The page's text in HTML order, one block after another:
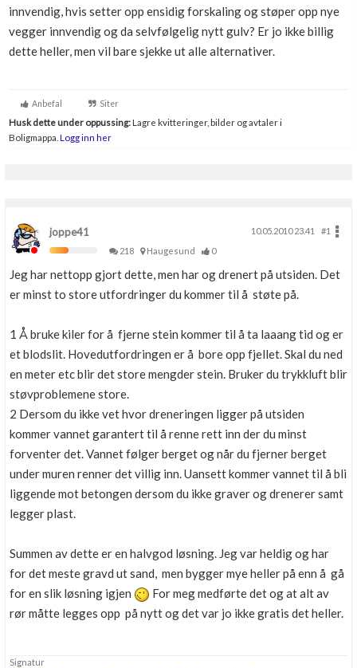
innvendig, hvis setter opp ensidig forskaling og støper opp nye
vegger innvendig og da selvfølgelig nytt gulv? Er jo ikke billig
dette heller, men vil bare sjekke ut alle alternativer.
Anbefal Siter
Husk dette under oppussing:Lagre kvitteringer, bilder og avtaler i
Boligmappa. Logg inn her
joppe41 10.05.2010 23.41
#1
218
Haugesund 0
Jeg har nettopp gjort dette, men har og drenert på utsiden. Det
er minst to store utfordringer du kommer til å støte på.
1 Å bruke kiler for å fjerne stein kommer til å ta laaang tid og er
et blodslit. Hovedutfordringen er å bore opp fjellet. Skal du ned
en meter etc blir det store mengder stein. Bruker du trykkluft blir
støvproblemene store.
2 Dersom du ikke vet hvor dreneringen ligger på utsiden
kommer vannet garantert til å renne rett inn der du minst
forventer det. Vannet følger berget og når du fjerner berget
under muren renner det villig inn. Uansett kommer vannet til å bli
liggende mot betongen dersom du ikke graver og drenerer samt
legger plast.
Summen av dette er en halvgod løsning. Jeg var heldig og har
for det meste gravd ut sand, men bygger mye heller på enn å gå
for en slik løsning igjen
For meg medførte det og at alt av
rør måtte legges opp på nytt og det var jo ikke gratis det heller.
Signatur